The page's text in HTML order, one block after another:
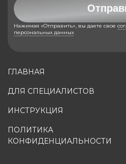
ГЛАВНАЯ
ДЛЯ СПЕЦИАЛИСТОВ
ИНСТРУКЦИЯ
ПОЛИТИКА
КОНФИДЕНЦИАЛЬНОСТИ
Нажимая «Отправить», вы даете свое
персональных данных